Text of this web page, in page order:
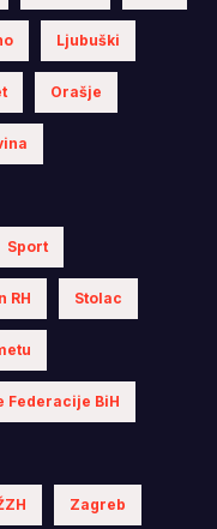
Ljubuški
Orašje
Sport
RH Stolac
Federacije BiH
Zagreb